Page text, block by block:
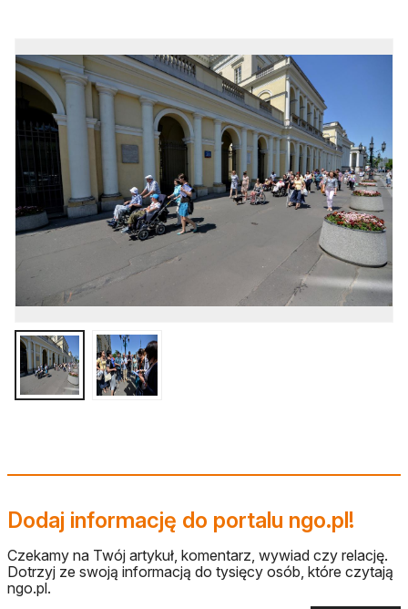
Dodaj informację do portalu ngo.pl!
Czekamy na Twój artykuł, komentarz, wywiad czy relację.
Dotrzyj ze swoją informacją do tysięcy osób, które czytają
ngo.pl.